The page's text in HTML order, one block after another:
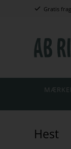
Gratis
Hest